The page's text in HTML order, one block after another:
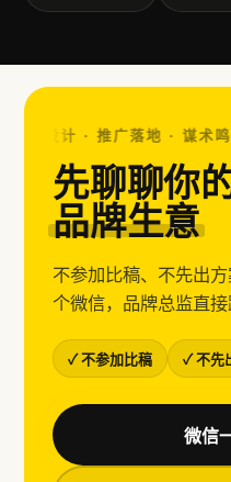
设计 · 推广落地 · 谋术鸣®
先聊聊你
品牌生意
不参加比稿、不先出
个微信，品牌总监直接
✓ 不参加比稿 ✓ 不先
微信